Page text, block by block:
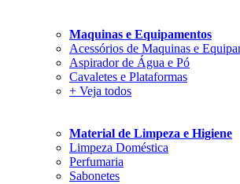
Maquinas e Equipamentos
Acessórios de Maquinas e
Aspirador de Água e Pó
Cavaletes e Plataformas
+ Veja todos
Material de Limpeza e Higiene
Limpeza Doméstica
Perfumaria
Sabonetes